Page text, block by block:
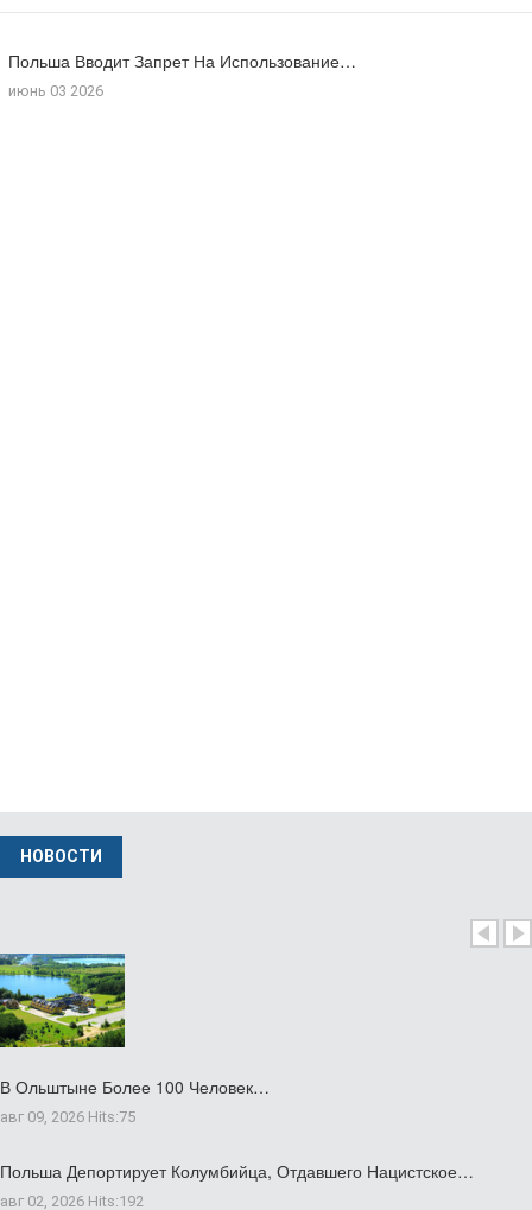
Польша Вводит Запрет На Использование…
июнь 03 2026
Число Иностранцев, Получивших Польское Гражданство…
мая 18 2026
НОВОСТИ
В Ольштыне Более 100 Человек…
авг 09, 2026 Hits:75
Польша Депортирует Колумбийца, Отдавшего Нацистское…
авг 02, 2026 Hits:192